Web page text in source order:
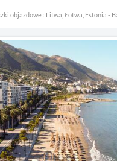
objazdowe : Litwa, Łotwa, Estonia -